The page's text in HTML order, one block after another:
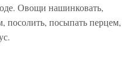
Овощи нашинковать,
посолить, посыпать перцем,